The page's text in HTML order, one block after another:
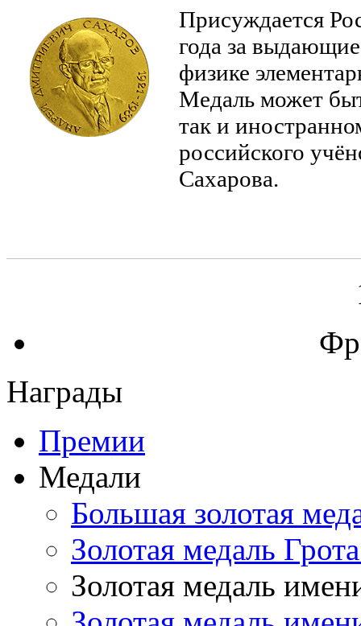
Присуждается
года за
физике
Медаль может
так и
российского
Сахарова.
Награды
Премии
Медали
Большая золотая
Золотая медаль
Золотая медаль